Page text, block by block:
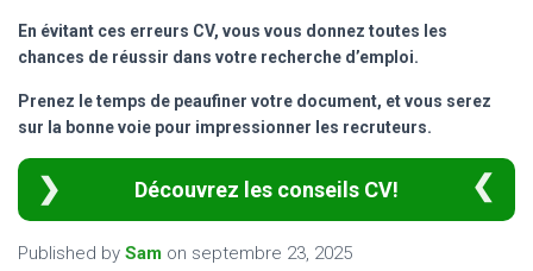
En évitant ces erreurs CV, vous vous donnez toutes les
chances de réussir dans votre recherche d’emploi.
Prenez le temps de peaufiner votre document, et vous serez
sur la bonne voie pour impressionner les recruteurs.
Découvrez les conseils CV!
Published by Sam on septembre 23, 2025